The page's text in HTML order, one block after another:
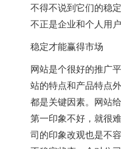
不得不说到它们的稳
不正是企业和个人用
稳定才能赢得市场
网站是个很好的推广
站的特点和产品特点
都是关键因素。网站
第一印象不好，就很
司的印象改观也是不